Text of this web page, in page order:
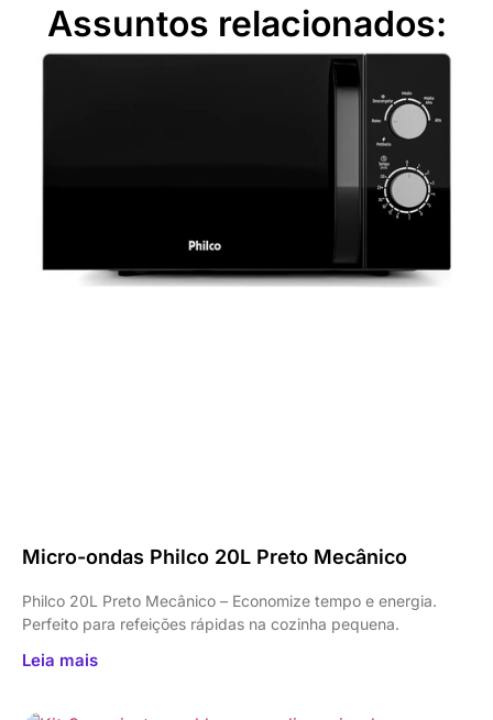
Assuntos relacionados:
Micro-ondas Philco 20L Preto Mecânico
Philco 20L Preto Mecânico – Economize tempo e energia.
Perfeito para refeições rápidas na cozinha pequena.
Leia mais